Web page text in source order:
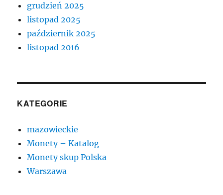
grudzień 2025
listopad 2025
październik 2025
listopad 2016
KATEGORIE
mazowieckie
Monety – Katalog
Monety skup Polska
Warszawa